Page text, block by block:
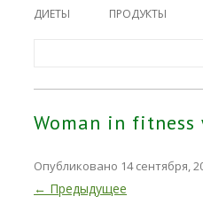
к
содержимому
ДИЕТЫ
БЕЛКОВАЯ ДИЕТА
ГРЕЧНЕВАЯ ДИЕТА
ДИЕТА ДЮКАНА
ДИЕТА МАЛЫШЕВОЙ
ПРОДУКТЫ
Woman in
Опубликовано 14 сентября,
← Предыдущее